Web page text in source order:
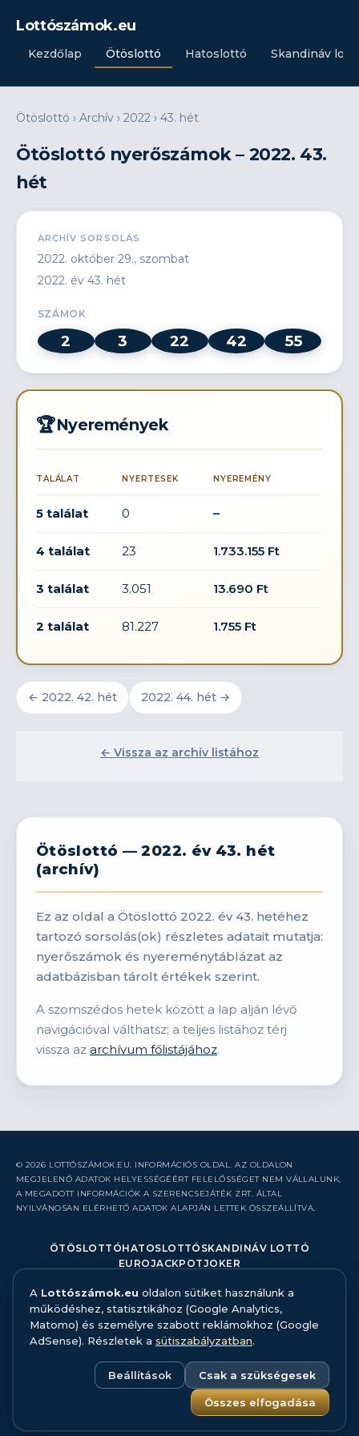
Lottószámok.eu
Kezdőlap Ötöslottó Hatoslottó Skandináv
Ötöslottó › Archív › 2022 › 43. hét
Ötöslottó nyerőszámok – 2022. 43.
hét
ARCHÍV SORSOLÁS
2022. október 29., szombat
2022. év 43. hét
SZÁMOK
2 3 22 42 55
🏆Nyeremények
TALÁLAT NYERTESEK NYEREMÉNY
5 találat 0 –
4 találat 23 1.733.155 Ft
3 találat 3.051 13.690 Ft
2 találat 81.227 1.755 Ft
← 2022. 42. hét 2022. 44. hét →
← Vissza az archív listához
Ötöslottó — 2022. év 43. hét
(archív)
Ez az oldal a Ötöslottó 2022. év 43. hetéhez
tartozó sorsolás(ok) részletes adatait mutatja:
nyerőszámok és nyereménytáblázat az
adatbázisban tárolt értékek szerint.
A szomszédos hetek között a lap alján lévő
navigációval válthatsz; a teljes listához térj
vissza az archívum főlistájához.
© 2026 LOTTÓSZÁMOK.EU. INFORMÁCIÓS OLDAL. AZ OLDALON
MEGJELENŐ ADATOK HELYESSÉGÉÉRT FELELŐSSÉGET NEM VÁLLALUNK,
A MEGADOTT INFORMÁCIÓK A SZERENCSEJÁTÉK ZRT. ÁLTAL
NYILVÁNOSAN ELÉRHETŐ ADATOK ALAPJÁN LETTEK ÖSSZEÁLLÍTVA.
ÖTÖSLOTTÓHATOSLOTTÓ SKANDINÁV LOTTÓ
EUROJACKPOTJOKER
RÓLUNK
KAPCSOLAT
HIBABEJELENTÉS
ADATFORRÁS ÉS MÓDSZERTAN
ADATKEZELÉS
SÜTISZABÁLYZAT
A Lottószámok.eu oldalon sütiket használunk a
működéshez, statisztikához (Google Analytics,
Matomo) és személyre szabott reklámokhoz (Google
AdSense). Részletek a sütiszabályzatban.
Beállítások Csak a szükségesek
Összes elfogadása